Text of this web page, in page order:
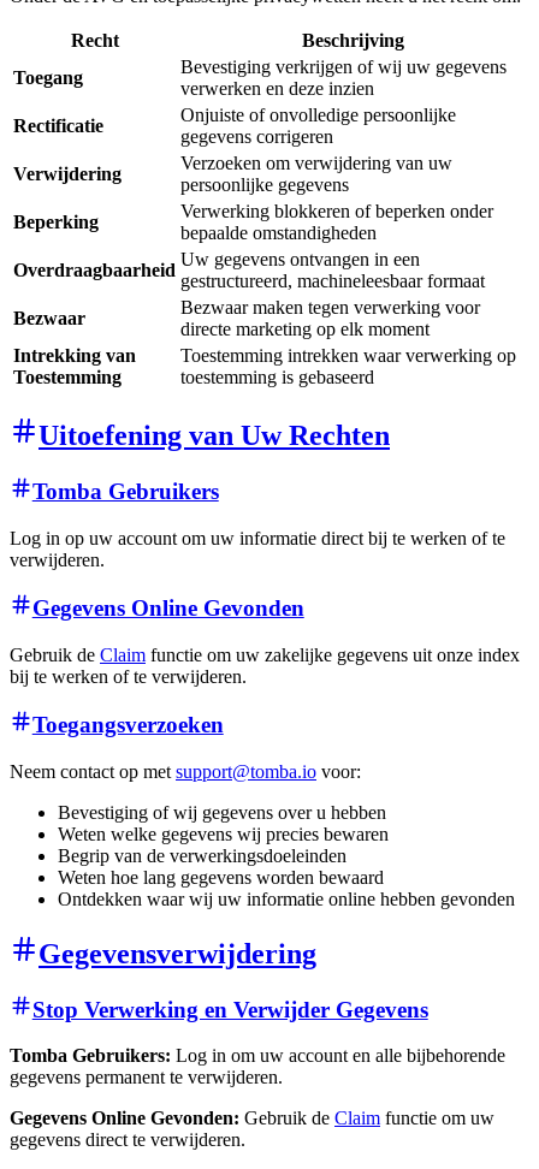
Recht
Beschrijving
Toegang
Bevestiging verkrijgen of wij uw gegevens
verwerken en deze inzien
Rectificatie
Onjuiste of onvolledige persoonlijke
gegevens corrigeren
Verwijdering
Verzoeken om verwijdering van uw
persoonlijke gegevens
Beperking
Verwerking blokkeren of beperken onder
bepaalde omstandigheden
Overdraagbaarheid
Uw gegevens ontvangen in een
gestructureerd, machineleesbaar formaat
Bezwaar
Bezwaar maken tegen verwerking voor
directe marketing op elk moment
Intrekking van
Toestemming
Toestemming intrekken waar verwerking op
toestemming is gebaseerd
Uitoefening van Uw Rechten
Tomba Gebruikers
Log in op uw account om uw informatie direct bij te werken of te
verwijderen.
Gegevens Online Gevonden
Gebruik de Claim functie om uw zakelijke gegevens uit onze index
bij te werken of te verwijderen.
Toegangsverzoeken
Neem contact op met support@tomba.io voor:
Bevestiging of wij gegevens over u hebben
Weten welke gegevens wij precies bewaren
Begrip van de verwerkingsdoeleinden
Weten hoe lang gegevens worden bewaard
Ontdekken waar wij uw informatie online hebben gevonden
Gegevensverwijdering
Stop Verwerking en Verwijder Gegevens
Tomba Gebruikers: Log in om uw account en alle bijbehorende
gegevens permanent te verwijderen.
Gegevens Online Gevonden: Gebruik de Claim functie om uw
gegevens direct te verwijderen.